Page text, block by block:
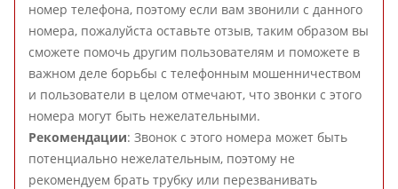
номер телефона, поэтому если вам звонили с данного
номера, пожалуйста оставьте отзыв, таким образом вы
сможете помочь другим пользователям и поможете в
важном деле борьбы с телефонным мошенничеством
и пользователи в целом отмечают, что звонки с этого
номера могут быть нежелательными.
Рекомендации: Звонок с этого номера может быть
потенциально нежелательным, поэтому не
рекомендуем брать трубку или перезванивать